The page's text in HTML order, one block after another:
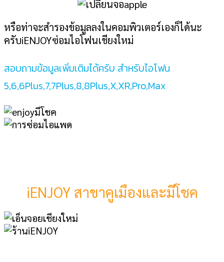
หรือท่าจะสำรองข้อมูลลงในคอมพิวเตอร์เองก็ได้นะ
ครับiENJOYซ่อมไอโฟนเชียงใหม่
สอบถามข้อมูลเพิ่มเติมได้ครับ สำหรับไอโฟน
5,6,6Plus,7,7Plus,8,8Plus,X,XR,Pro,Max
iENJOY สาขาคูเมืองและมีโชค